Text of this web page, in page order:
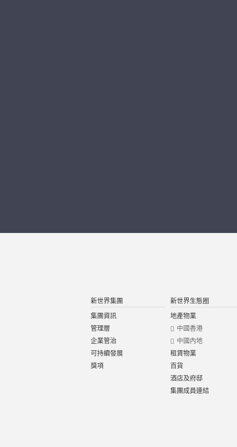
新世界集團
集團資訊
管理層
企業管治
可持續發展
獎項
新世界生態圈
地產物業
中國香港
中國內地
租賃物業
百貨
酒店及府邸
集團成員連結